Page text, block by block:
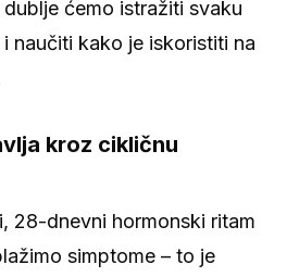
ćemo istražiti svaku
naučiti kako je iskoristiti na
kroz cikličnu
28-dnevni hormonski ritam
simptome – to je